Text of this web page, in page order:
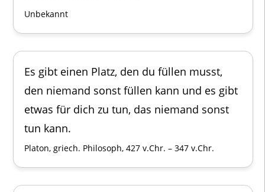
Unbekannt
Es gibt einen Platz, den du füllen musst,
den niemand sonst füllen kann und es gibt
etwas für dich zu tun, das niemand sonst
tun kann.
Platon, griech. Philosoph, 427 v.Chr. – 347 v.Chr.